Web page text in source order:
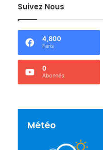
Suivez Nous
4,800
Fans
0
Abonnés
Météo